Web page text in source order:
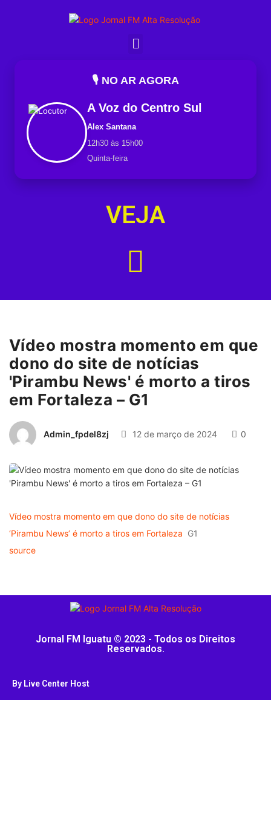
🎙️ NO AR AGORA
A Voz do Centro Sul
Alex Santana
12h30 às 15h00
Quinta-feira
VEJA
Vídeo mostra momento em que
dono do site de notícias
'Pirambu News' é morto a tiros
em Fortaleza – G1
Admin_fpdel8zj 12 de março de 2024 0
Vídeo mostra momento em que dono do site de notícias
‘Pirambu News’ é morto a tiros em Fortaleza G1
source
Jornal FM Iguatu © 2023 - Todos os Direitos
Reservados.
By Live Center Host